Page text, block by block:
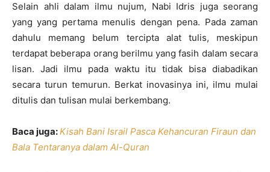
Selain ahli dalam ilmu nujum, Nabi Idris juga seorang
yang yang pertama menulis dengan pena. Pada zaman
dahulu memang belum tercipta alat tulis, meskipun
terdapat beberapa orang berilmu yang fasih dalam secara
lisan. Jadi ilmu pada waktu itu tidak bisa diabadikan
secara turun temurun. Berkat inovasinya ini, ilmu mulai
ditulis dan tulisan mulai berkembang.
Baca juga:Kisah Bani Israil Pasca Kehancuran Firaun dan
Bala Tentaranya dalam Al-Quran